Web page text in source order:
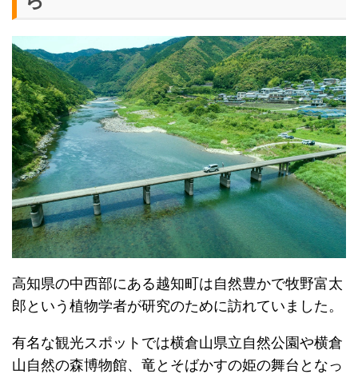
高知県の中西部にある越知町は自然豊かで牧野富太
郎という植物学者が研究のために訪れていました。
有名な観光スポットでは横倉山県立自然公園や横倉
山自然の森博物館、竜とそばかすの姫の舞台となっ